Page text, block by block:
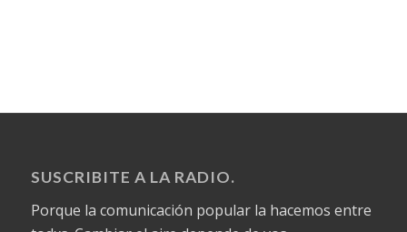
SUSCRIBITE A LA RADIO.
Porque la comunicación popular la hacemos entre